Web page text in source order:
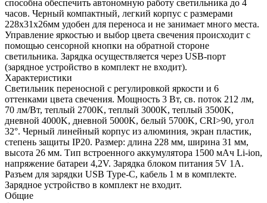
способна обеспечить автономную работу светильника до 4
часов. Черный компактный, легкий корпус с размерами
228х31х26мм удобен для переноса и не занимает много места.
Управление яркостью и выбор цвета свечения происходит с
помощью сенсорной кнопки на обратной стороне
светильника. Зарядка осуществляется через USB-порт
(зарядное устройство в комплект не входит).
Характеристики
Светильник переносной с регулировкой яркости и 6
оттенками цвета свечения. Мощность 3 Вт, св. поток 212 лм,
70 лм/Вт, теплый 2700K, теплый 3000K, теплый 3500K,
дневной 4000K, дневной 5000K, белый 5700K, CRI>90, угол
32°. Черный линейный корпус из алюминия, экран пластик,
степень защиты IP20. Размер: длина 228 мм, ширина 31 мм,
высота 26 мм. Тип встроенного аккумулятора 1500 мАч Li-ion,
напряжение батареи 4,2V. Зарядка блоком питания 5V 1A.
Разъем для зарядки USB Type-C, кабель 1 м в комплекте.
Зарядное устройство в комплект не входит.
Общие